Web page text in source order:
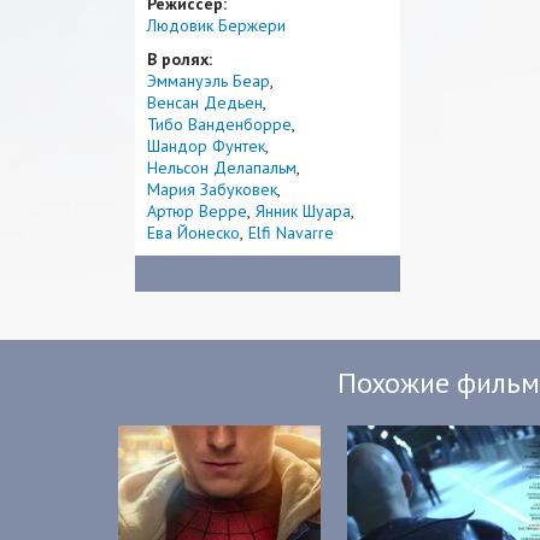
Людовик Бержери
В ролях:
Эммануэль Беар
Венсан Дедьен
Тибо Ванденборре
Шандор Фунтек
Нельсон Делапальм
Мария Забуковек
Артюр Верре Янник Шуара
Ева Йонеско Elfi Navarre
Похожие